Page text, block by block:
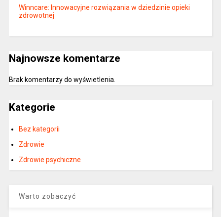
Winncare: Innowacyjne rozwiązania w dziedzinie opieki
zdrowotnej
Najnowsze komentarze
Brak komentarzy do wyświetlenia.
Kategorie
Bez kategorii
Zdrowie
Zdrowie psychiczne
Warto zobaczyć